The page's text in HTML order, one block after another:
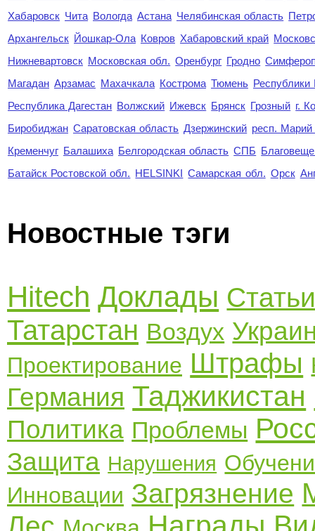
Хабаровск Чита Вологда Астана Челябинская область
Архангельск Йошкар-Ола Ковров Хабаровский край
Нижневартовск Московская обл. Оренбург Гродно
Магадан Арзамас Махачкала Кострома Тюмень Республики
Республика Дагестан Волжский Ижевск Брянск Грозный г.
Биробиджан Саратовская область Дзержинский респ.
Кременчуг Балашиха Белгородская область СПБ
Батайск Ростовской обл. HELSINKI Самарская обл. Орск
Новостные тэги
Hitech Доклады
Татарстан Воздух
Проектирование Штрафы
Германия Таджикистан
Политика Проблемы
Защита Нарушения
Инновации Загрязнение